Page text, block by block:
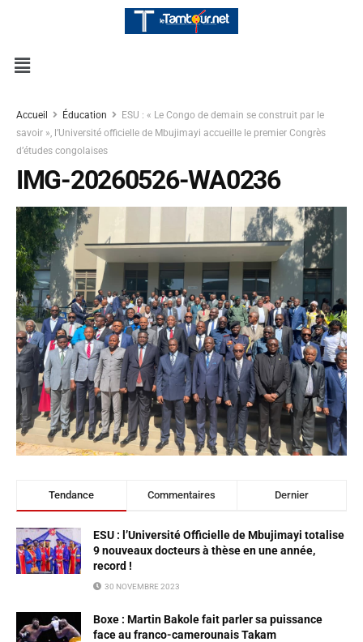
Accueil Éducation
ESU : « Le Congo de demain se construit par le
savoir », l’Université officielle de Mbujimayi accueille le premier Congrès
d’études congolaises
IMG-20260526-WA0236
Tendance Commentaires Dernier
ESU : l’Université Officielle de Mbujimayi totalise
9 nouveaux docteurs à thèse en une année,
record !
30 NOVEMBRE 2023
Boxe : Martin Bakole fait parler sa puissance
face au franco-camerounais Takam